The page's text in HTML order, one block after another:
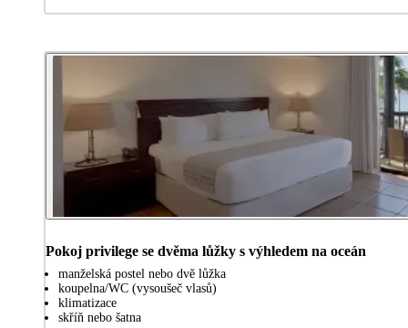
Pokoj privilege se dvěma lůžky s výhledem na oceán
manželská postel nebo dvě lůžka
koupelna/WC (vysoušeč vlasů)
klimatizace
skříň nebo šatna